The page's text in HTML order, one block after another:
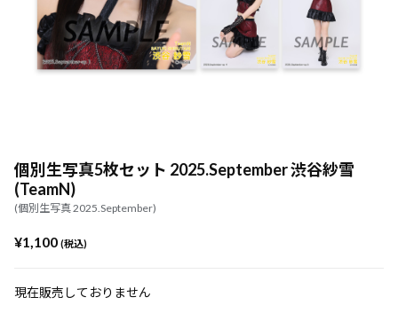
個別生写真5枚セット 2025.September 渋谷紗雪
(TeamN)
(個別生写真 2025.September)
¥1,100 (税込)
現在販売しておりません